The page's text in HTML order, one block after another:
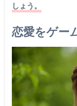
しょう。
恋愛をゲー